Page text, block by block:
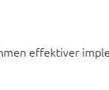
effektiver